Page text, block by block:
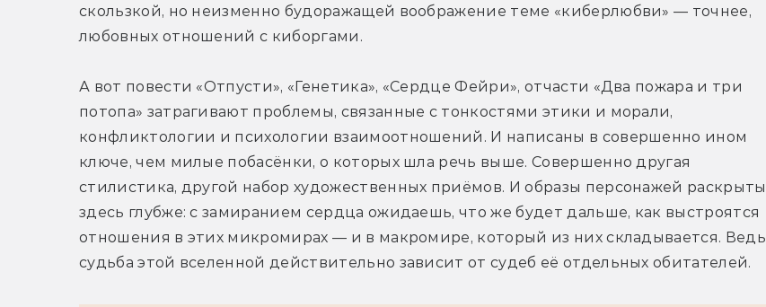
скользкой, но неизменно будоражащей воображение теме «киберлюбви» — точнее,
любовных отношений с киборгами.
А вот повести «Отпусти», «Генетика», «Сердце Фейри», отчасти «Два пожара и три
потопа» затрагивают проблемы, связанные с тонкостями этики и морали,
конфликтологии и психологии взаимоотношений. И написаны в совершенно ином
ключе, чем милые побасёнки, о которых шла речь выше. Совершенно другая
стилистика, другой набор художественных приёмов. И образы персонажей раскрыты
здесь глубже: с замиранием сердца ожидаешь, что же будет дальше, как выстроятся
отношения в этих микромирах — и в макромире, который из них складывается. Ведь
судьба этой вселенной действительно зависит от судеб её отдельных обитателей.